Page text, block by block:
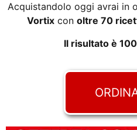
Acquistandolo oggi avrai in
Vortixcon oltre 70
Il risultato è